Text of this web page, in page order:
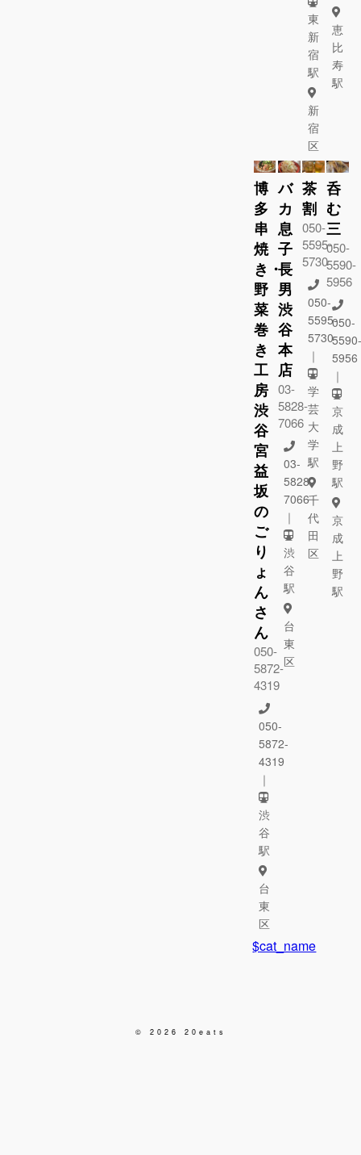
東
新
宿
駅
新
宿
区
恵
比
寿
駅
博
多
串
焼
き・
野
菜
巻
き
工
房
渋
谷
宮
益
坂
の
ご
り
ょ
ん
さ
ん
050-
5872-
4319
050-
5872-
4319
｜
渋
谷
駅
台
東
区
バ
カ
息
子
長
男
渋
谷
本
店
03-
5828-
7066
03-
5828-
7066
｜
渋
谷
駅
台
東
区
茶
割
050-
5595-
5730
050-
5595-
5730
｜
学
芸
大
学
駅
千
代
田
区
呑
む
三
050-
5590-
5956
050-
5956
｜
京
成
上
野
駅
京
成
上
野
駅
$cat_name
© 2026 20eats